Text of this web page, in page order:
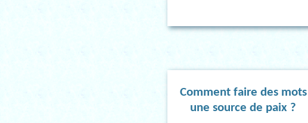
Comment faire des mots
une source de paix ?